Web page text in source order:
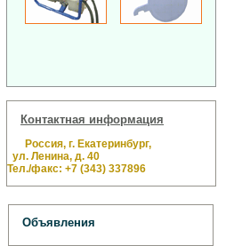
Контактная информация
Россия, г. Екатеринбург,
ул. Ленина, д. 40
Тел./факс: +7 (343) 337896
Объявления